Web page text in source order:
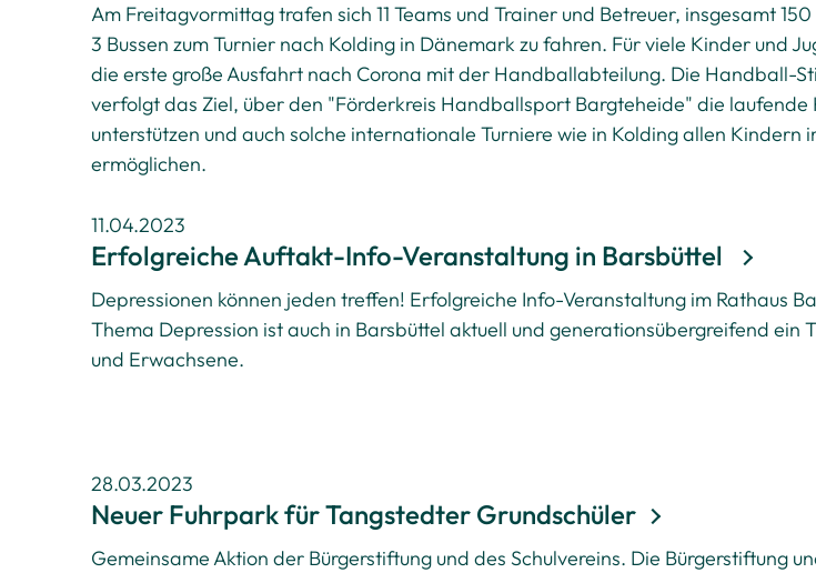
Am Freitagvormittag trafen sich 11 Teams und Trainer und Betreuer, insgesamt
3 Bussen zum Turnier nach Kolding in Dänemark zu fahren. Für viele Kinder und
die erste große Ausfahrt nach Corona mit der Handballabteilung. Die Handball-
verfolgt das Ziel, über den "Förderkreis Handballsport Bargteheide" die
unterstützen und auch solche internationale Turniere wie in Kolding allen Kindern
ermöglichen.
11.04.2023
Erfolgreiche Auftakt-Info-Veranstaltung in Barsbüttel
Depressionen können jeden treffen! Erfolgreiche Info-Veranstaltung im Rathaus
Thema Depression ist auch in Barsbüttel aktuell und generationsübergreifend ein
und Erwachsene.
28.03.2023
Neuer Fuhrpark für Tangstedter Grundschüler
Gemeinsame Aktion der Bürgerstiftung und des Schulvereins. Die Bürgerstiftung